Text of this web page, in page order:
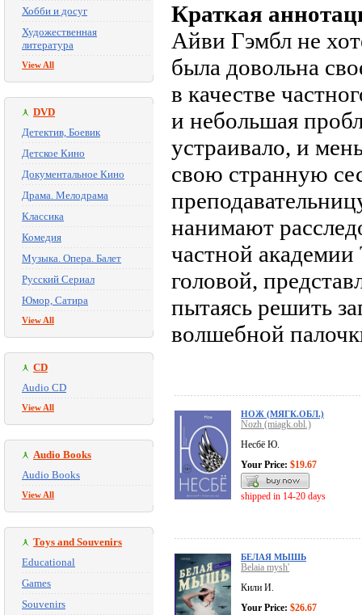
Хобби и досуг
Художественная
литература
View All
DVD
Детектив, Боевик
Детское Кино
Документальное Кино
Драма. Мелодрама
Классика
Комедия
Музыка. Опера. Балет
Русский Сериал
Юмор, Сатира
View All
CD
Audio CD
View All
Audio Books
Audio Books
View All
Toys and Souvenirs
Educational
Games
Souvenirs
Краткая
Айви Гэмбл не
была довольна
в качестве
и небольшая
устраивало, и
свою странную
нанимают
частной академии
головой,
пытаясь решить
волшебной
НОЖ (МЯГК.ОБЛ.)
Nozh (miagk.obl.)
Несбё Ю.
Your Price: $19.67
shipped in 14-20 days
БЕЛАЯ МЫШЬ
Belaia mysh'
Кили И.
Your Price: $26.67